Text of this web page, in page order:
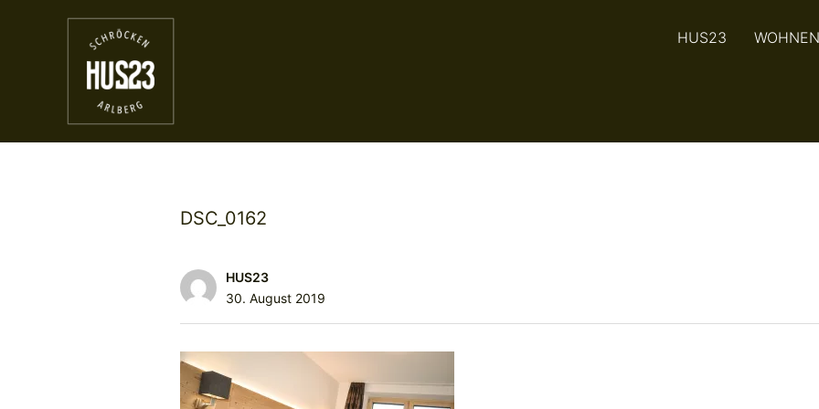
HUS23 WOHNEN
DSC_0162
HUS23
30. August 2019